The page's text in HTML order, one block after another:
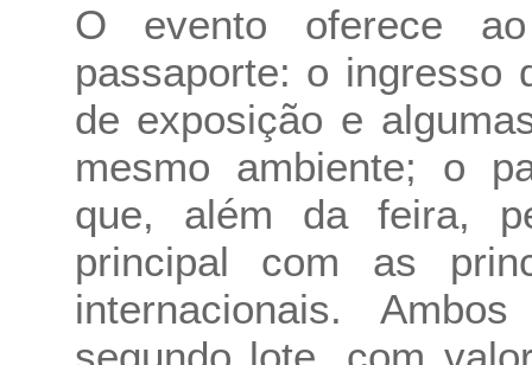
O evento oferece
passaporte: o ingresso
de exposição e
mesmo ambiente; o
que, além da feira,
principal com as
internacionais.